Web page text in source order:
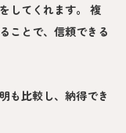
してくれます。 複
ことで、信頼できる
も比較し、納得でき